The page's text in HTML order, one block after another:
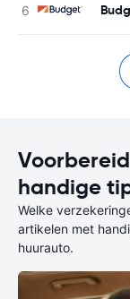
handige
Welke
artikelen met
huurauto.